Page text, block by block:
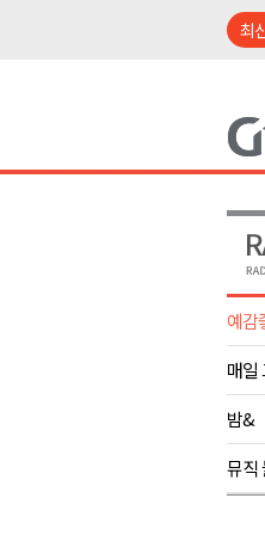
최
예감
매일
밤&
뮤직